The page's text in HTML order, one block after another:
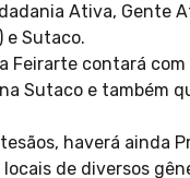
Ativa, Gente
e Sutaco.
Feirarte contará
Sutaco e também
haverá ainda
de diversos